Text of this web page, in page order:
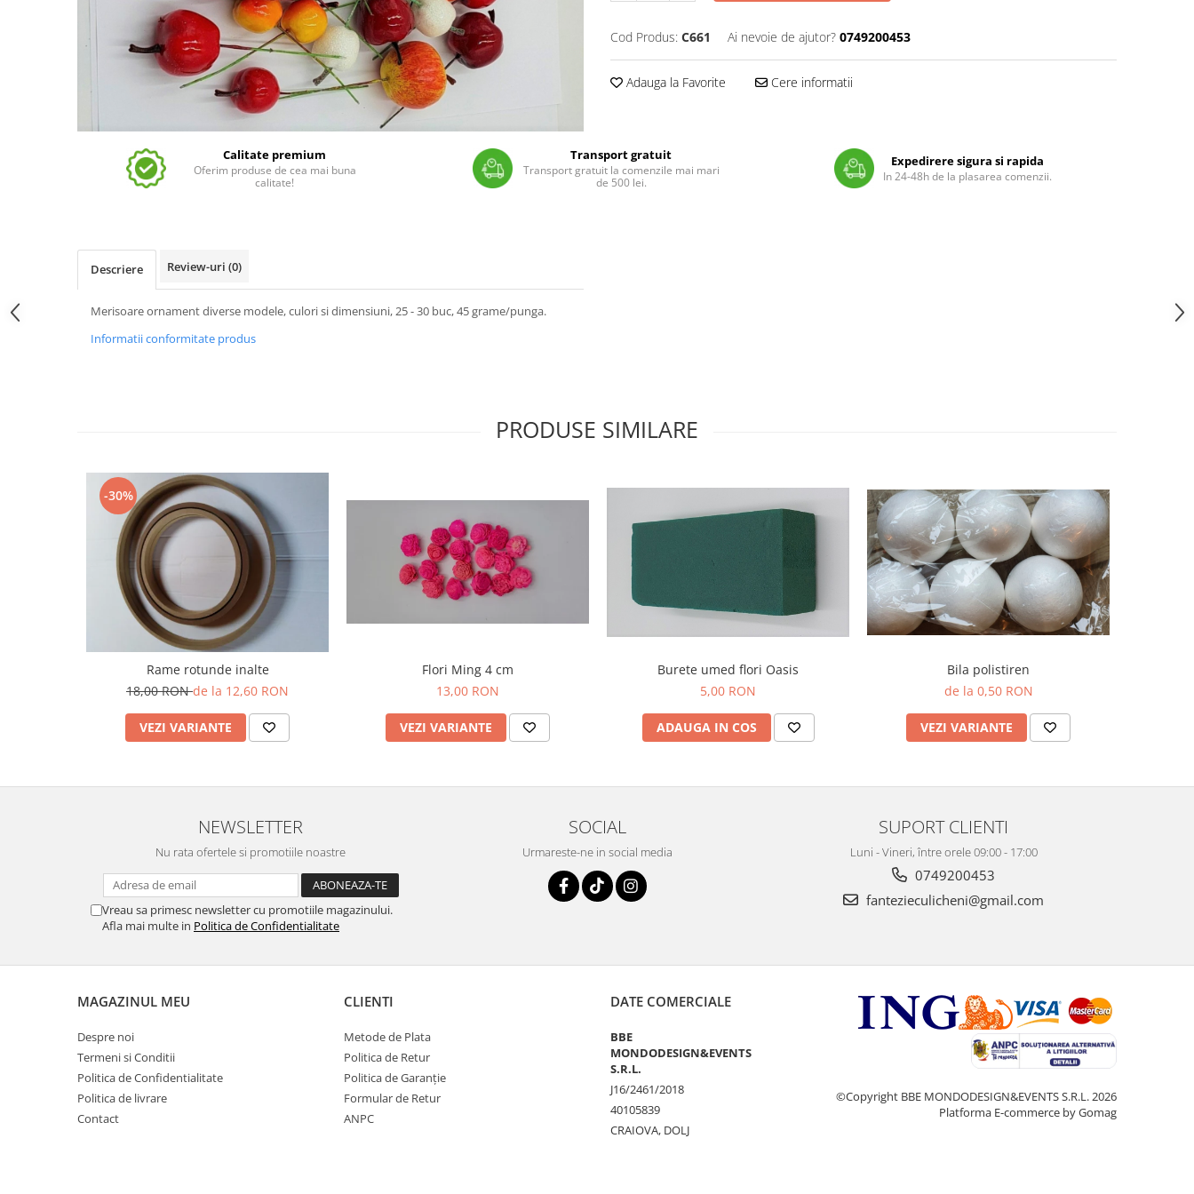
Cod Produs: C661 Ai nevoie de ajutor? 0749200453
Adauga la Favorite Cere informatii
Calitate premium
Oferim produse de cea mai buna
calitate!
Transport gratuit
Transport gratuit la comenzile mai mari
de 500 lei.
Expedirere sigura si rapida
In 24-48h de la plasarea comenzii.
Descriere Review-uri (0)
Merisoare ornament diverse modele, culori si dimensiuni, 25 - 30 buc, 45 grame/punga.
Informatii conformitate produs
PRODUSE SIMILARE
-30%
Rame rotunde inalte
18,00 RONde la 12,60 RON
VEZI VARIANTE
Flori Ming 4 cm
13,00 RON
VEZI VARIANTE
Burete umed flori Oasis
5,00 RON
ADAUGA IN COS
Bila polistiren
de la 0,50 RON
VEZI VARIANTE
NEWSLETTER
Nu rata ofertele si promotiile noastre
Vreau sa primesc newsletter cu promotiile magazinului.
Afla mai multe in Politica de Confidentialitate
SOCIAL
Urmareste-ne in social media
SUPORT CLIENTI
Luni - Vineri, între orele 09:00 - 17:00
0749200453
fantezieculicheni@gmail.com
MAGAZINUL MEU
Despre noi
Termeni si Conditii
Politica de Confidentialitate
Politica de livrare
Contact
CLIENTI
Metode de Plata
Politica de Retur
Politica de Garanție
Formular de Retur
ANPC
DATE COMERCIALE
BBE
MONDODESIGN&EVENTS
S.R.L.
J16/2461/2018
40105839
CRAIOVA, DOLJ
©Copyright BBE MONDODESIGN&EVENTS S.R.L. 2026
Platforma E-commerce by Gomag